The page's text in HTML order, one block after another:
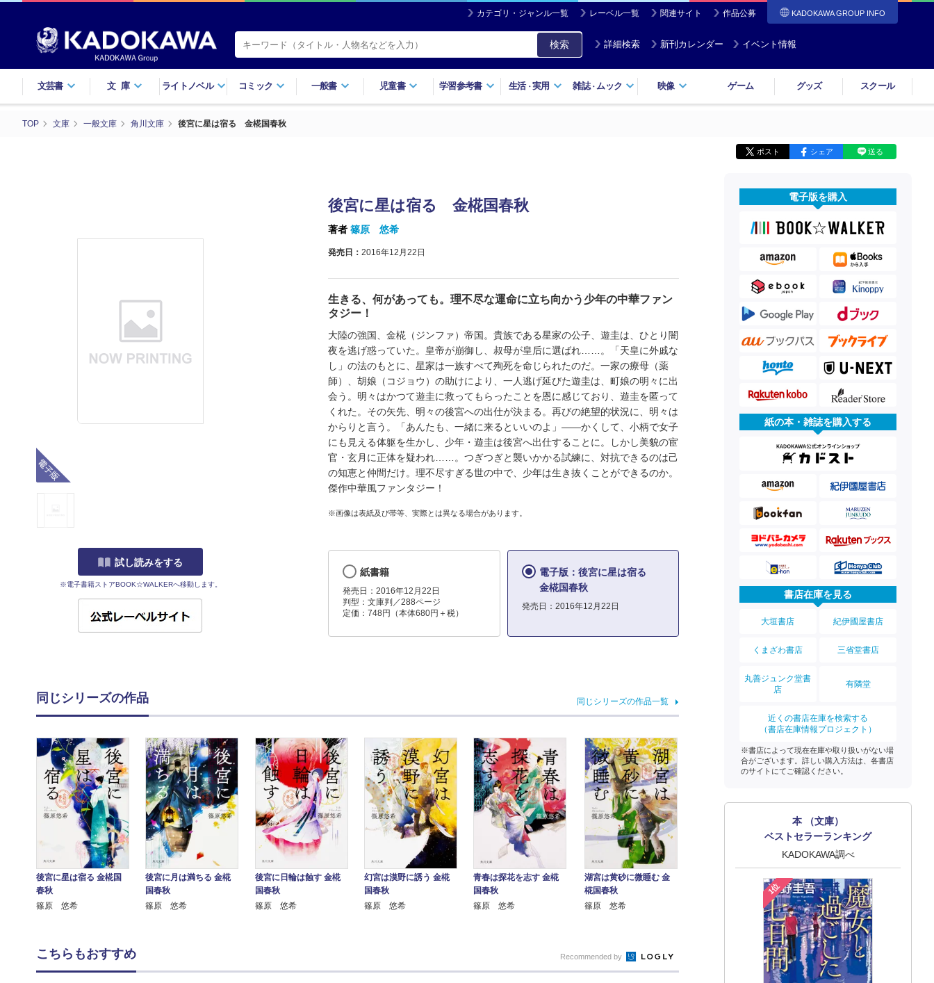
カテゴリ・ジャンル一覧 レーベル一覧 関連サイト 作品公募 KADOKAWA GROUP INFO
検索 詳細検索 新刊カレンダー イベント情報
文芸書 文庫 ライトノベル コミック 一般書 児童書 学習参考書 生活・実用 雑誌・ ムック 映像 ゲーム グッズ スクール
TOP 文庫 一般文庫 角川文庫 後宮に星は宿る 金椛国春秋
ポスト シェア 送る
試し読みをする
※電子書籍ストアBOOK☆WALKERへ移動します。
後宮に星は宿る 金椛国春秋
著者 篠原 悠希
発売日： 2016年12月22日
生きる、何があっても。理不尽な運命に立ち向かう少年の中華ファン
タジー！
大陸の強国、金椛（ジンファ）帝国。貴族である星家の公子、遊圭は、ひとり闇
夜を逃げ惑っていた。皇帝が崩御し、叔母が皇后に選ばれ……。「天皇に外戚な
し」の法のもとに、星家は一族すべて殉死を命じられたのだ。一家の療母（薬
師）、胡娘（コジョウ）の助けにより、一人逃げ延びた遊圭は、町娘の明々に出
会う。明々はかつて遊圭に救ってもらったことを恩に感じており、遊圭を匿って
くれた。その矢先、明々の後宮への出仕が決まる。再びの絶望的状況に、明々は
からりと言う。「あんたも、一緒に来るといいのよ」――かくして、小柄で女子
にも見える体躯を生かし、少年・遊圭は後宮へ出仕することに。しかし美貌の宦
官・玄月に正体を疑われ……。つぎつぎと襲いかかる試練に、対抗できるのは己
の知恵と仲間だけ。理不尽すぎる世の中で、少年は生き抜くことができるのか。
傑作中華風ファンタジー！
※画像は表紙及び帯等、実際とは異なる場合があります。
紙書籍
発売日：2016年12月22日
判型：文庫判／288ページ
定価：748円（本体680円＋税）
電子版：後宮に星は宿る
金椛国春秋
発売日：2016年12月22日
同じシリーズの作品 同じシリーズの作品一覧
後宮に星は宿る 金椛国
春秋
篠原 悠希
後宮に月は満ちる 金椛
国春秋
篠原 悠希
後宮に日輪は蝕す 金椛
国春秋
篠原 悠希
幻宮は漠野に誘う 金椛
国春秋
篠原 悠希
青春は探花を志す 金椛
国春秋
篠原 悠希
湖宮は黄砂に微睡む 金
椛国春秋
篠原 悠希
電子版を購入
紙の本・雑誌を購入する
書店在庫を見る
大垣書店 紀伊國屋書店
くまざわ書店 三省堂書店
丸善ジュンク堂書
店
有隣堂
近くの書店在庫を検索する
（書店在庫情報プロジェクト）
※書店によって現在在庫や取り扱いがない場
合がございます。詳しい購入方法は、各書店
のサイトにてご確認ください。
本 （文庫）
ベストセラーランキング
KADOKAWA調べ
1位
こちらもおすすめ Recommended by